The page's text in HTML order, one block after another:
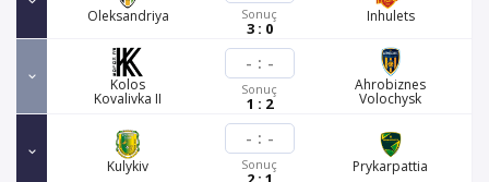
Oleksandriya Sonuç
3 : 0
Inhulets
Kolos
Kovalivka II
- : -
Sonuç
1 : 2
Ahrobiznes
Volochysk
Kulykiv
- : -
Sonuç Prykarpattia